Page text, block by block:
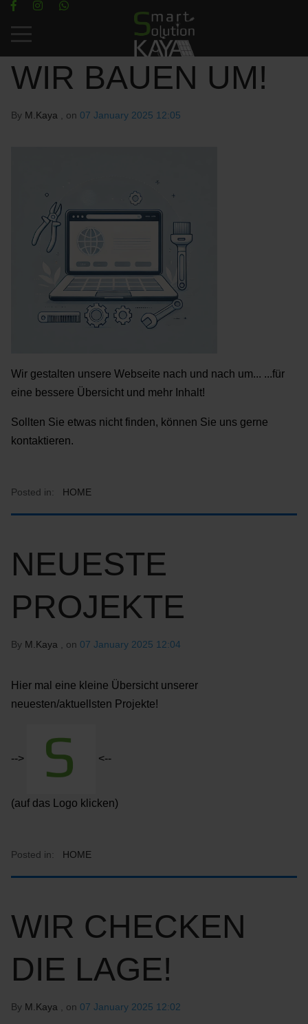
Mobile Menu Toggle
WIR BAUEN UM!
By M.Kaya , on 07 January 2025 12:05
Wir gestalten unsere Webseite nach und nach um... ...für
eine bessere Übersicht und mehr Inhalt!
Sollten Sie etwas nicht finden, können Sie uns gerne
kontaktieren.
Posted in: HOME
NEUESTE
PROJEKTE
By M.Kaya , on 07 January 2025 12:04
Hier mal eine kleine Übersicht unserer
neuesten/aktuellsten Projekte!
--> <--
(auf das Logo klicken)
Posted in: HOME
WIR CHECKEN
DIE LAGE!
By M.Kaya , on 07 January 2025 12:02